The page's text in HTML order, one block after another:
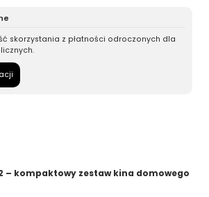
skorzystania z płatności odroczonych dla
– kompaktowy zestaw kina domowego